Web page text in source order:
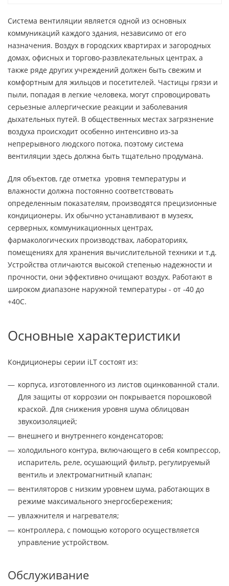
Система вентиляции является одной из основных
коммуникаций каждого здания, независимо от его
назначения. Воздух в городских квартирах и загородных
домах, офисных и торгово-развлекательных центрах, а
также ряде других учреждений должен быть свежим и
комфортным для жильцов и посетителей. Частицы грязи и
пыли, попадая в легкие человека, могут спровоцировать
серьезные аллергические реакции и заболевания
дыхательных путей. В общественных местах загрязнение
воздуха происходит особенно интенсивно из-за
непрерывного людского потока, поэтому система
вентиляции здесь должна быть тщательно продумана.
Для объектов, где отметка уровня температуры и
влажности должна постоянно соответствовать
определенным показателям, производятся прецизионные
кондиционеры. Их обычно устанавливают в музеях,
серверных, коммуникационных центрах,
фармакологических производствах, лабораториях,
помещениях для хранения вычислительной техники и т.д.
Устройства отличаются высокой степенью надежности и
прочности, они эффективно очищают воздух. Работают в
широком диапазоне наружной температуры - от -40 до
+40С.
Основные характеристики
Кондиционеры серии iLT состоят из:
корпуса, изготовленного из листов оцинкованной стали.
Для защиты от коррозии он покрывается порошковой
краской. Для снижения уровня шума облицован
звукоизоляцией;
внешнего и внутреннего конденсаторов;
холодильного контура, включающего в себя компрессор,
испаритель, реле, осушающий фильтр, регулируемый
вентиль и электромагнитный клапан;
вентиляторов с низким уровнем шума, работающих в
режиме максимального энергосбережения;
увлажнителя и нагревателя;
контроллера, с помощью которого осуществляется
управление устройством.
Обслуживание